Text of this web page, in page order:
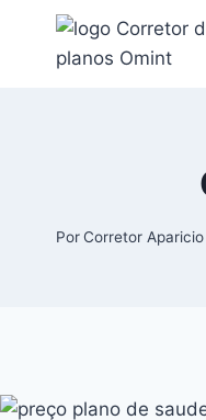
PorCorretor Aparicio